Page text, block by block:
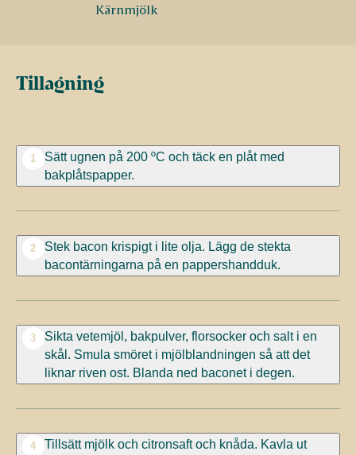
Kärnmjölk
Tillagning
1
Sätt ugnen på 200 ºC och täck en plåt med
bakplåtspapper.
2
Stek bacon krispigt i lite olja. Lägg de stekta
bacontärningarna på en pappershandduk.
3
Sikta vetemjöl, bakpulver, florsocker och salt i en
skål. Smula smöret i mjölblandningen så att det
liknar riven ost. Blanda ned baconet i degen.
4
Tillsätt mjölk och citronsaft och knåda. Kavla ut